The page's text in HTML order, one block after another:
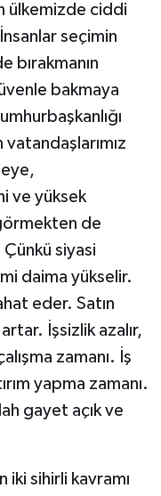
ülkemizde ciddi
seçimin
bırakmanın
bakmaya
vatandaşlarımız
ve yüksek
de
siyasi
daima yükselir.
eder. Satın
İşsizlik azalır,
zamanı. İş
yapma zamanı.
gayet açık ve
iki sihirli kavramı